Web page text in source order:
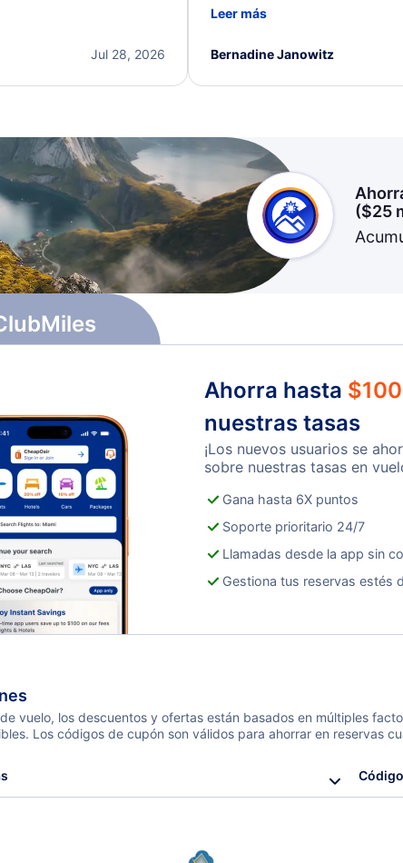
of the next steps.
Jul 28, 2026
process. They quickly found
I truly appreciate the excellent
Leer más
Bernadine Janowitz
($25
Ahorra hasta $100
nuestras tasas
¡Los nuevos usuarios se
sobre nuestras tasas en
Gana hasta 6X puntos
Soporte prioritario 24/7
Llamadas desde la app sin
Gestiona tus reservas estés
vuelo, los descuentos y ofertas están basados en múltiples
Los códigos de cupón son válidos para ahorrar en reservas